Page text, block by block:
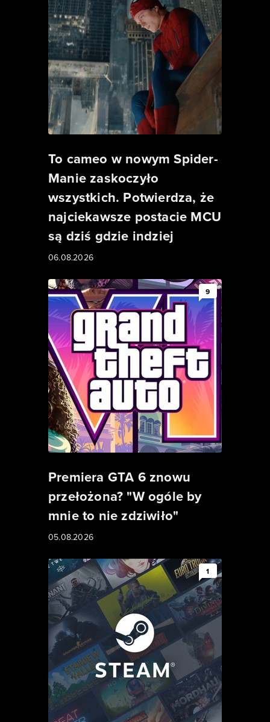
To cameo w nowym Spider-
Manie zaskoczyło
wszystkich. Potwierdza, że
najciekawsze postacie MCU
są dziś gdzie indziej
06.08.2026
9
Premiera GTA 6 znowu
przełożona? "W ogóle by
mnie to nie zdziwiło"
05.08.2026
1